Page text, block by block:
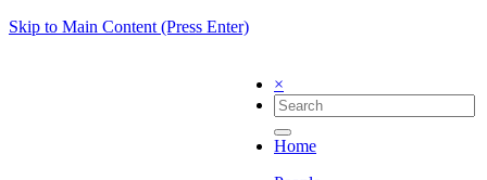
Skip to Main Content (Press Enter)
×
Home